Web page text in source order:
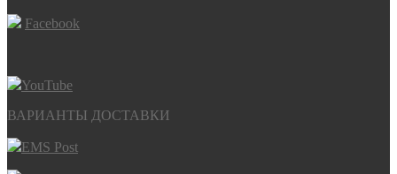
Facebook
YouTube
ВАРИАНТЫ ДОСТАВКИ
EMS Post